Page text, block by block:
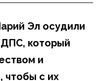
Эл осудили
который
и
чтобы с их